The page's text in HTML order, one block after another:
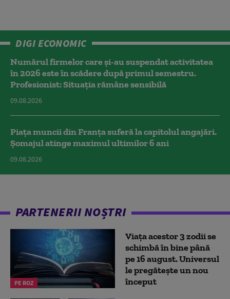
DIGI ECONOMIC
Numărul firmelor care și-au suspendat activitatea
în 2026 este în scădere după primul semestru.
Profesionist: Situația rămâne sensibilă
09.08.2026
Piața muncii din Franța suferă la capitolul angajări.
Șomajul atinge maximul ultimilor 6 ani
09.08.2026
PARTENERII NOȘTRI
PE ROZ
Viața acestor 3 zodii se
schimbă în bine până
pe 16 august. Universul
le pregătește un nou
început